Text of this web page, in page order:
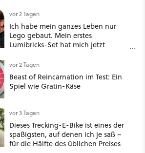
vor 2 Tagen
Ich habe mein ganzes Leben nur
Lego gebaut. Mein erstes
Lumibricks-Set hat mich jetzt
Stack im Test
vor 2 Tagen
Beast of Reincarnation im Test: Ein
Spiel wie Gratin-Käse
vor 3 Tagen
Dieses Trecking-E-Bike ist eines der
spaßigsten, auf denen ich je saß –
für die Hälfte des üblichen Preises